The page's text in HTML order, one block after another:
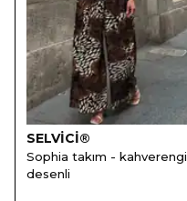
SELVİCİ®
Sophia takım - kahverengi
desenli